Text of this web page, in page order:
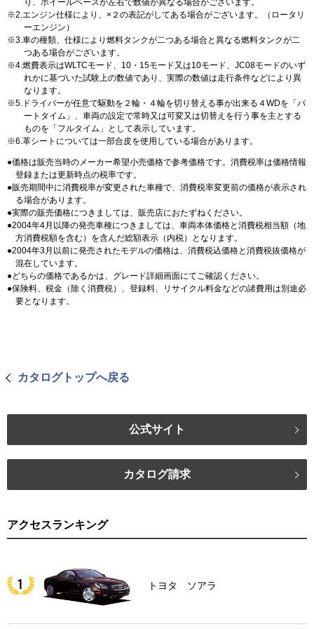
り、ホイールベースが左右で数値が異なる場合がございます。
2.エンジン仕様により、×２の表記がしてある場合がございます。（ロータリ
ーエンジン）
3.車の種類、仕様により燃料タンクが二つある場合と異なる燃料タンクが二
つある場合がございます。
4.燃費表示はWLTCモード、10・15モード又は10モード、JC08モードのいず
れかに基づいた試験上の数値であり、実際の数値は走行条件などにより異
なります。
5.ドライバーが任意で駆動を２輪・４輪を切り替える事が出来る４WDを「パ
ートタイム」、車両の設定で常時又は可変又は切替えを行う事を主とする
ものを「フルタイム」として表示しています。
6.革シートについては一部合皮を使用している場合があります。
価格は販売当時のメーカー希望小売価格で参考価格です。消費税率は価格情報
登録または更新時点の税率です。
販売期間中に消費税率が変更された車種で、消費税率変更前の価格が表示され
る場合があります。
実際の販売価格につきましては、販売店におたずねください。
2004年4月以降の発売車種につきましては、車両本体価格と消費税相当額（地
方消費税額を含む）を含んだ総額表示（内税）となります。
2004年3月以前に発売されたモデルの価格は、消費税込価格と消費税抜価格が
混在しています。
どちらの価格であるかは、グレード詳細画面にてご確認ください。
保険料、税金（除く消費税）、登録料、リサイクル料金などの諸費用は別途必
要となります。
カタログトップへ戻る
公式サイト
カタログ請求
アクセスランキング
トヨタ ソアラ